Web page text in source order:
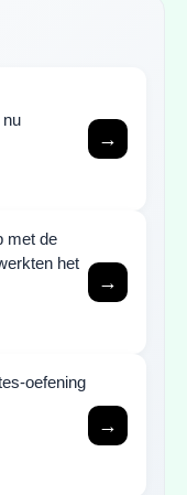
nu
→
met de
het
→
oefening
→